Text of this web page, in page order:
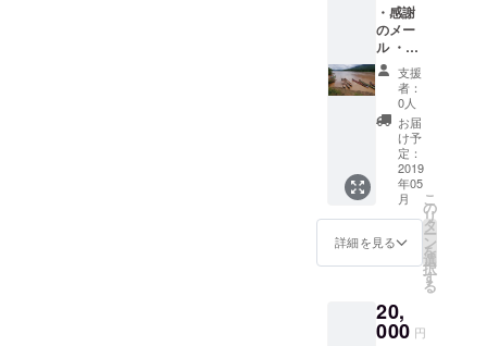
・感謝
のメー
ル ・活
動報告
メール
・子供
達から
の感謝
の手紙
・報告
冊子 ・
オリジ
ナルマ
グカッ
プ
支援
者：
0人
お届
け予
定：
2019
年05
月
詳細を見る
こ
の
リ
タ
ー
ン
を
選
択
す
る
20,
000 円